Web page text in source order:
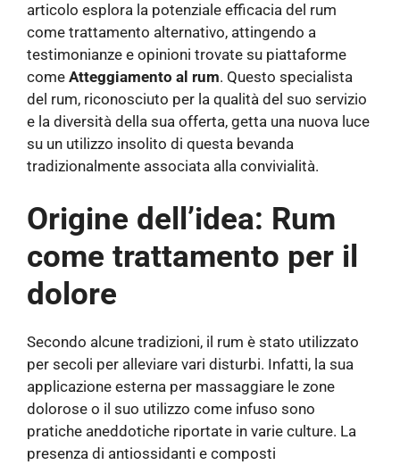
articolo esplora la potenziale efficacia del rum
come trattamento alternativo, attingendo a
testimonianze e opinioni trovate su piattaforme
come Atteggiamento al rum. Questo specialista
del rum, riconosciuto per la qualità del suo servizio
e la diversità della sua offerta, getta una nuova luce
su un utilizzo insolito di questa bevanda
tradizionalmente associata alla convivialità.
Origine dell’idea: Rum
come trattamento per il
dolore
Secondo alcune tradizioni, il rum è stato utilizzato
per secoli per alleviare vari disturbi. Infatti, la sua
applicazione esterna per massaggiare le zone
dolorose o il suo utilizzo come infuso sono
pratiche aneddotiche riportate in varie culture. La
presenza di antiossidanti e composti